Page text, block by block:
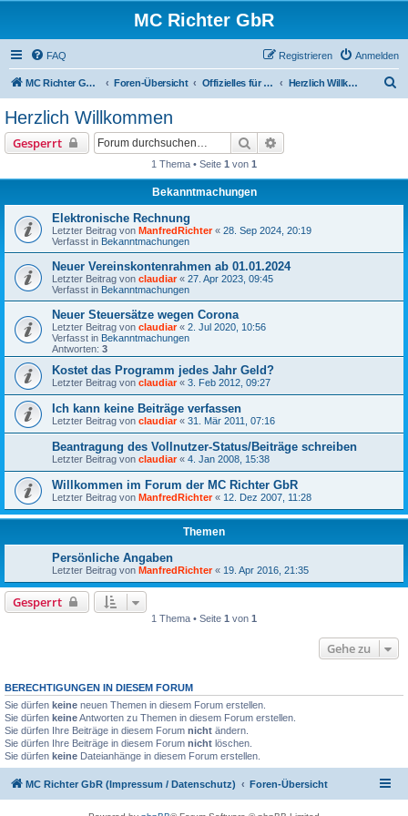
MC Richter GbR
FAQ Anmelden
Registrieren
MC Richter GbR (Impressum / Datenschutz) Foren-Übersicht Offizielles für Jedermann Herzlich Willkommen
Herzlich Willkommen
Gesperrt Suche
1 Thema • Seite 1 von 1
Bekanntmachungen
Elektronische Rechnung
Letzter Beitrag von ManfredRichter« 28. Sep 2024, 20:19
Verfasst in Bekanntmachungen
Neuer Vereinskontenrahmen ab 01.01.2024
Letzter Beitrag von claudiar« 27. Apr 2023, 09:45
Verfasst in Bekanntmachungen
Neuer Steuersätze wegen Corona
Letzter Beitrag von claudiar« 2. Jul 2020, 10:56
Verfasst in Bekanntmachungen
Antworten: 3
Kostet das Programm jedes Jahr Geld?
Letzter Beitrag von claudiar« 3. Feb 2012, 09:27
Ich kann keine Beiträge verfassen
Letzter Beitrag von claudiar« 31. Mär 2011, 07:16
Beantragung des Vollnutzer-Status/Beiträge schreiben
Letzter Beitrag von claudiar« 4. Jan 2008, 15:38
Willkommen im Forum der MC Richter GbR
Letzter Beitrag von ManfredRichter« 12. Dez 2007, 11:28
Themen
Persönliche Angaben
Letzter Beitrag von ManfredRichter« 19. Apr 2016, 21:35
Gesperrt
1 Thema • Seite 1 von 1
Gehe zu
BERECHTIGUNGEN IN DIESEM FORUM
Sie dürfen keine neuen Themen in diesem Forum erstellen.
Sie dürfen keineAntworten zu Themen in diesem Forum erstellen.
Sie dürfen Ihre Beiträge in diesem Forum nicht ändern.
Sie dürfen Ihre Beiträge in diesem Forum nicht löschen.
Sie dürfen keine Dateianhänge in diesem Forum erstellen.
MC Richter GbR (Impressum / Datenschutz) Foren-Übersicht